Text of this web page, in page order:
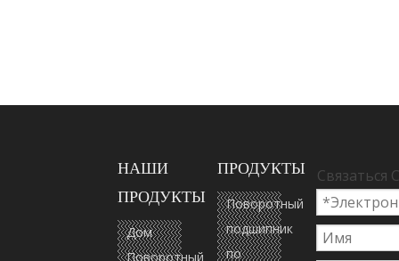
НАШИ
ПРОДУКТЫ
Дом
Поворотный
ПРОДУКТЫ
Поворотный
подшипник
по
Связаться